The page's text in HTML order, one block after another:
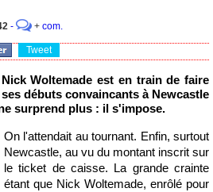
- + com.
Tweet
Woltemade est en train de faire
débuts convaincants à Newcastle
surprend plus : il s'impose.
On l'attendait au tournant. Enfin, surtout
Newcastle, au vu du montant inscrit sur
le ticket de caisse. La grande crainte
étant que Nick Woltemade, enrôlé pour